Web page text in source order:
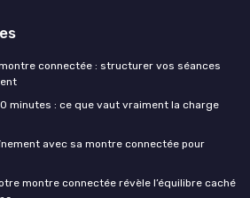
connectée : structurer vos séances
minutes : ce que vaut vraiment la charge
avec sa montre connectée pour
montre connectée révèle l’équilibre caché